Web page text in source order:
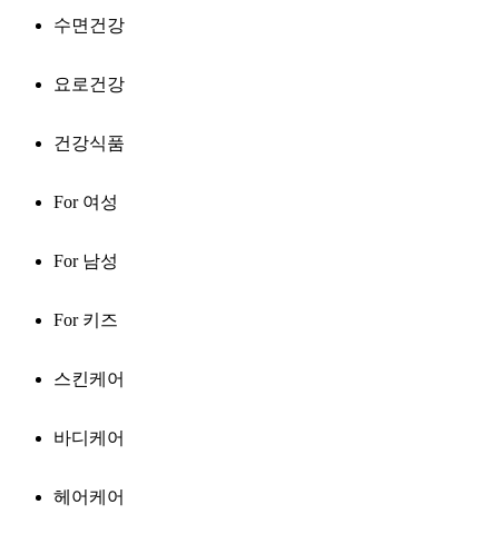
수면건강
요로건강
건강식품
For 여성
For 남성
For 키즈
스킨케어
바디케어
헤어케어